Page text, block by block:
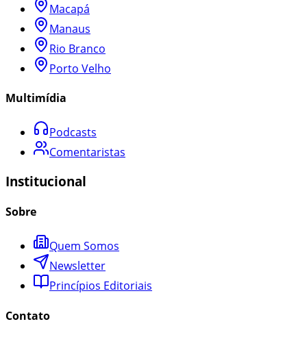
Macapá
Manaus
Rio Branco
Porto Velho
Multimídia
Podcasts
Comentaristas
Institucional
Sobre
Quem Somos
Newsletter
Princípios Editoriais
Contato